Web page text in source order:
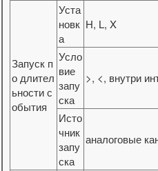
Запуск п
о длител
ьности с
обытия
Уста
новк
а
H, L, X
Усло
вие
запу
ска
>, <, внутри
Исто
чник
запу
ска
аналоговые